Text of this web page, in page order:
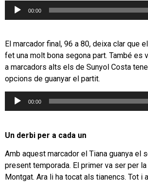
Reproductor
00:00
El marcador final, 96 a 80, deixa clar que
fet una molt bona segona part. També es
a marcadors alts els de Sunyol Costa
opcions de guanyar el partit.
Reproductor
00:00
Un derbi per a cada un
Amb aquest marcador el Tiana guanya el
present temporada. El primer va ser per
Montgat. Ara li ha tocat als tianencs. Tot i